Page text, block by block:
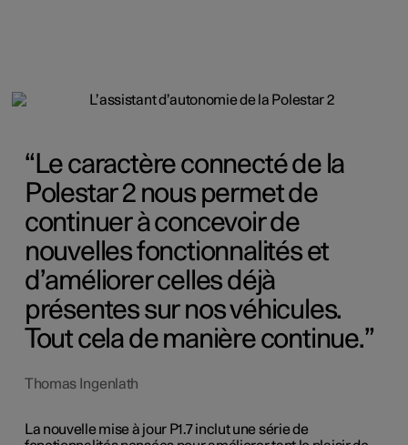
Le caractère connecté de la
Polestar 2 nous permet de
continuer à concevoir de
nouvelles fonctionnalités et
d’améliorer celles déjà
présentes sur nos véhicules.
Tout cela de manière continue.
Thomas Ingenlath
La nouvelle mise à jour P1.7 inclut une série de